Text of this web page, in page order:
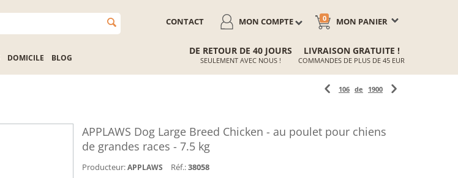
MON PANIER
0
MON COMPTE
CONTACT
DOMICILE BLOG
DE RETOUR DE 40 JOURS
SEULEMENT AVEC NOUS !
LIVRAISON GRATUITE !
COMMANDES DE PLUS DE 45 EUR
106 de 1900
APPLAWS Dog Large Breed Chicken - au poulet pour chiens
de grandes races - 7.5 kg
Producteur: APPLAWS Réf.:38058